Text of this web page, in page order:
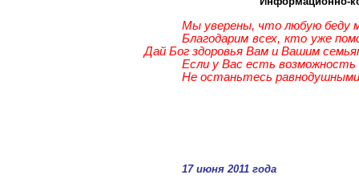
Мы уверены, что любую беду
Благодарим всех, кто уже
Дай Бог здоровья Вам и Вашим
Если у Вас есть
Не останьтесь равнодушными
17 июня 2011 года